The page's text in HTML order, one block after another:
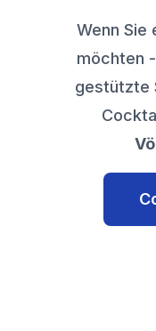
Wenn Sie
möchten
gestützte